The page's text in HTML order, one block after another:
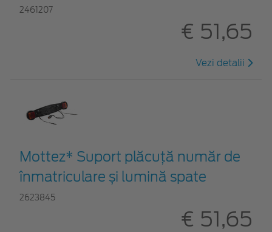
2461207
€ 51,65
Vezi detalii
Mottez* Suport plăcuță număr de
înmatriculare și lumină spate
2623845
€ 51,65